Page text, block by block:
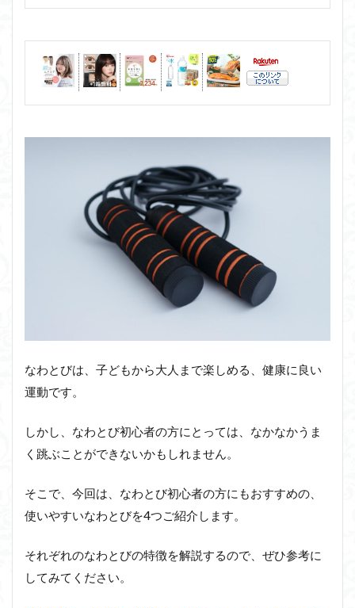
なわとびは、子どもから大人まで楽しめる、健康に良い
運動です。
しかし、なわとび初心者の方にとっては、なかなかうま
く跳ぶことができないかもしれません。
そこで、今回は、なわとび初心者の方にもおすすめの、
使いやすいなわとびを4つご紹介します。
それぞれのなわとびの特徴を解説するので、ぜひ参考に
してみてください。